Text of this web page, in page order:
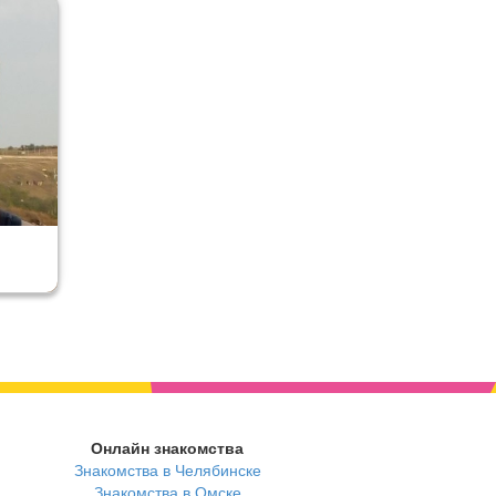
Онлайн знакомства
Знакомства в Челябинске
Знакомства в Омске